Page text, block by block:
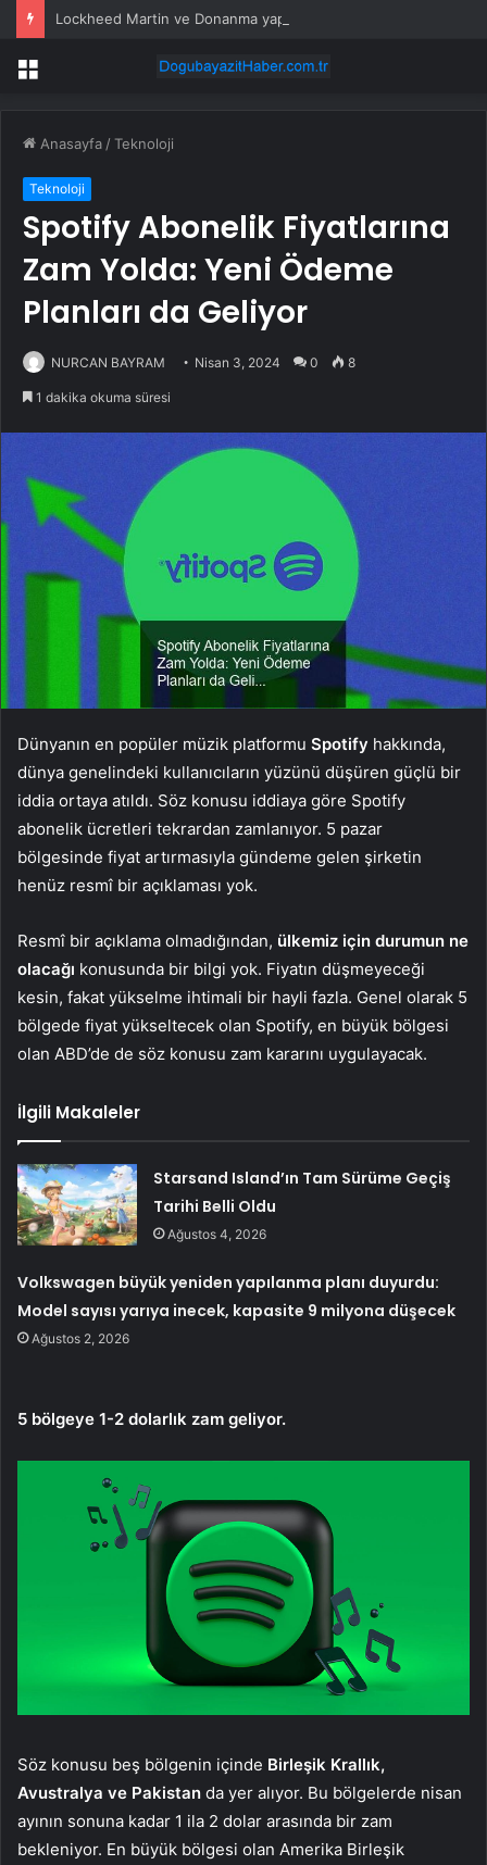
Menü
Anasayfa /Teknoloji
Teknoloji
Spotify Abonelik Fiyatlarına
Zam Yolda: Yeni Ödeme
Planları da Geliyor
NURCAN BAYRAM Nisan 3, 2024 0 8
1 dakika okuma süresi
Dünyanın en popüler müzik platformu Spotify hakkında,
dünya genelindeki kullanıcıların yüzünü düşüren güçlü bir
iddia ortaya atıldı. Söz konusu iddiaya göre Spotify
abonelik ücretleri tekrardan zamlanıyor. 5 pazar
bölgesinde fiyat artırmasıyla gündeme gelen şirketin
henüz resmî bir açıklaması yok.
Resmî bir açıklama olmadığından, ülkemiz için durumun ne
olacağı konusunda bir bilgi yok. Fiyatın düşmeyeceği
kesin, fakat yükselme ihtimali bir hayli fazla. Genel olarak 5
bölgede fiyat yükseltecek olan Spotify, en büyük bölgesi
olan ABD’de de söz konusu zam kararını uygulayacak.
İlgili Makaleler
Starsand Island’ın Tam Sürüme Geçiş
Tarihi Belli Oldu
Ağustos 4, 2026
Volkswagen büyük yeniden yapılanma planı duyurdu:
Model sayısı yarıya inecek, kapasite 9 milyona düşecek
Ağustos 2, 2026
5 bölgeye 1-2 dolarlık zam geliyor.
Söz konusu beş bölgenin içinde Birleşik Krallık,
Avustralya ve Pakistan da yer alıyor. Bu bölgelerde nisan
ayının sonuna kadar 1 ila 2 dolar arasında bir zam
bekleniyor. En büyük bölgesi olan Amerika Birleşik